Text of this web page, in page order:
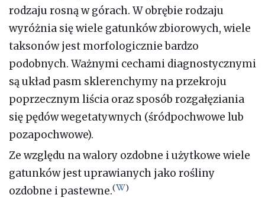
rodzaju rosną w górach. W obrębie rodzaju
wyróżnia się wiele gatunków zbiorowych, wiele
taksonów jest morfologicznie bardzo
podobnych. Ważnymi cechami diagnostycznymi
są układ pasm sklerenchymy na przekroju
poprzecznym liścia oraz sposób rozgałęziania
się pędów wegetatywnych (śródpochwowe lub
pozapochwowe).
Ze względu na walory ozdobne i użytkowe wiele
gatunków jest uprawianych jako rośliny
ozdobne i pastewne.( )